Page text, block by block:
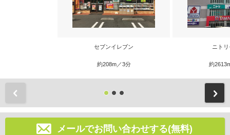
セブンイレブン
約208m／3分
ニト
約
メールでお問い合わせする(無料)